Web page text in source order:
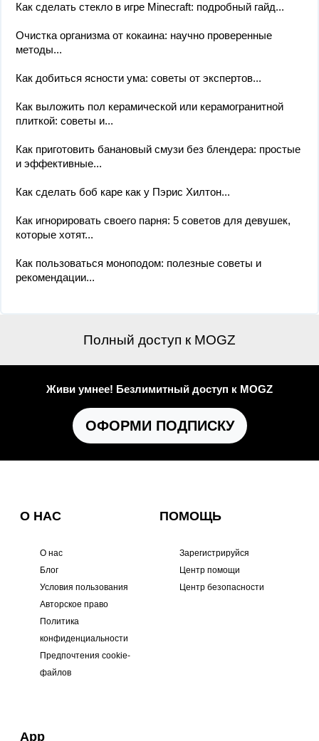
Как сделать стекло в игре Minecraft: подробный гайд...
Очистка организма от кокаина: научно проверенные
методы...
Как добиться ясности ума: советы от экспертов...
Как выложить пол керамической или керамогранитной
плиткой: советы и...
Как приготовить банановый смузи без блендера: простые
и эффективные...
Как сделать боб каре как у Пэрис Хилтон...
Как игнорировать своего парня: 5 советов для девушек,
которые хотят...
Как пользоваться моноподом: полезные советы и
рекомендации...
Полный доступ к MOGZ
Живи умнее! Безлимитный доступ к MOGZ
ОФОРМИ ПОДПИСКУ
О НАС
О нас
Блог
Условия пользования
Авторское право
Политика
конфиденциальности
Предпочтения cookie-
файлов
ПОМОЩЬ
Зарегистрируйся
Центр помощи
Центр безопасности
App